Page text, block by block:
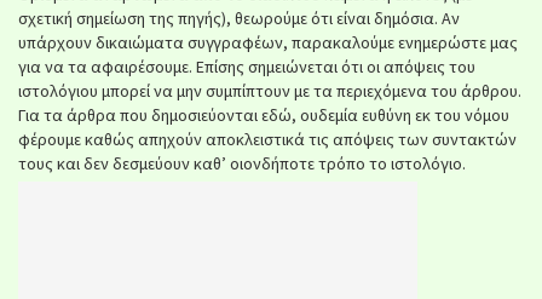
σχετική σημείωση της πηγής), θεωρούμε ότι είναι δημόσια. Αν
υπάρχουν δικαιώματα συγγραφέων, παρακαλούμε ενημερώστε μας
για να τα αφαιρέσουμε. Επίσης σημειώνεται ότι οι απόψεις του
ιστολόγιου μπορεί να μην συμπίπτουν με τα περιεχόμενα του άρθρου.
Για τα άρθρα που δημοσιεύονται εδώ, ουδεμία ευθύνη εκ του νόμου
φέρουμε καθώς απηχούν αποκλειστικά τις απόψεις των συντακτών
τους και δεν δεσμεύουν καθ’ οιονδήποτε τρόπο το ιστολόγιο.